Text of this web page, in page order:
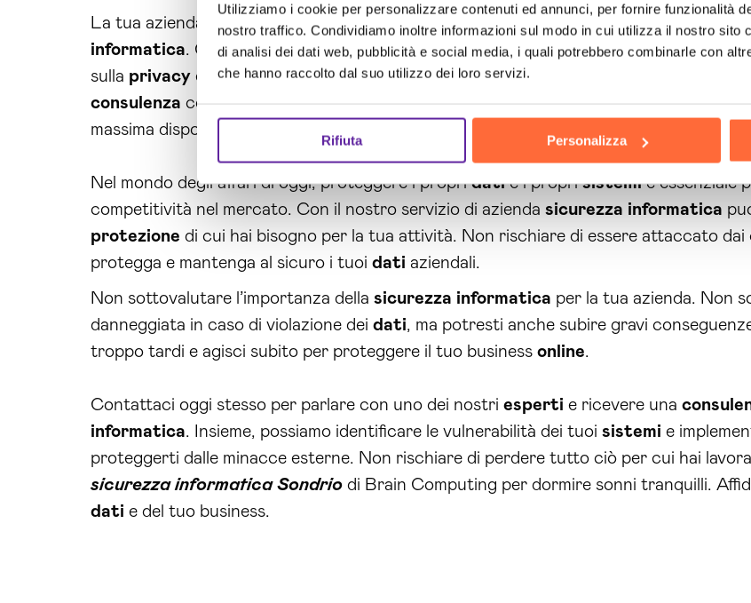
Utilizziamo i cookie per personalizzare contenuti ed annunci, per fornire funzionalità
nostro traffico. Condividiamo inoltre informazioni sul modo in cui utilizza il nostro sito
di analisi dei dati web, pubblicità e social media, i quali potrebbero combinarle con
che hanno raccolto dal suo utilizzo dei loro servizi.
Rifiuta Personalizza
La tua azienda può anche beneficiare della nostra assistenza nella valutazione dei
informatica. Con una buona strategia disicurezza informaticain atto, puoi essere
sulla privacy e di mantenere un alto standard disicurezza
delle informazioni per la
consulenza continua, possiamo identificare rapidamente e risolvere qualsiasi
massima disponibilità dei tuoi
Nel mondo degli affari di oggi, proteggere i propridatie i proprisistemiè essenziale
competitività nel mercato. Con il nostro servizio di azienda sicurezza informatica
protezione di cui hai bisogno per la tua attività. Non rischiare di essere attaccato
protegga e mantenga al sicuro i tuoi dati aziendali.
Non sottovalutare l’importanza della sicurezza informatica per la tua azienda. Non
danneggiata in caso di violazione dei dati, ma potresti anche subire gravi
troppo tardi e agisci subito per proteggere il tuo business online.
Contattaci oggi stesso per parlare con uno dei nostri esperti e ricevere una
informatica. Insieme, possiamo identificare le vulnerabilità dei tuoi sistemi e
proteggerti dalle minacce esterne. Non rischiare di perdere tutto ciò per cui hai
sicurezza informatica Sondrio di Brain Computing per dormire sonni tranquilli.
dati e del tuo business.